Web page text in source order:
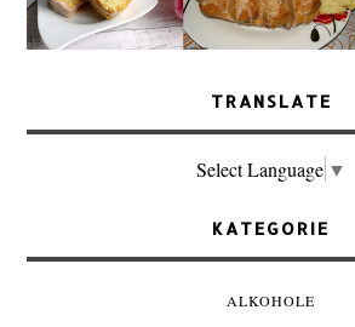
TRANSLATE
Select Language ▼
KATEGORIE
ALKOHOLE